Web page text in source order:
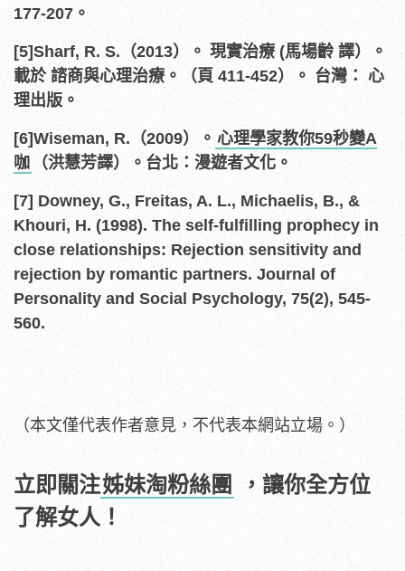
177-207。
[5]Sharf, R. S.（2013）。 現實治療 (馬場齡 譯）。
載於 諮商與心理治療。（頁 411-452）。 台灣： 心
理出版。
[6]Wiseman, R.（2009）。 心理學家教你59秒變A
咖
（洪慧芳譯）。台北：漫遊者文化。
[7] Downey, G., Freitas, A. L., Michaelis, B., &
Khouri, H. (1998). The self-fulfilling prophecy in
close relationships: Rejection sensitivity and
rejection by romantic partners. Journal of
Personality and Social Psychology, 75(2), 545-
560.
（本文僅代表作者意見，不代表本網站立場。）
立即關注姊妹淘粉絲團
，讓你全方位
了解女人！